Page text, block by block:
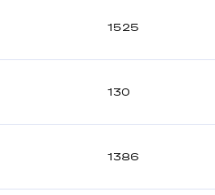
1525
130
1386